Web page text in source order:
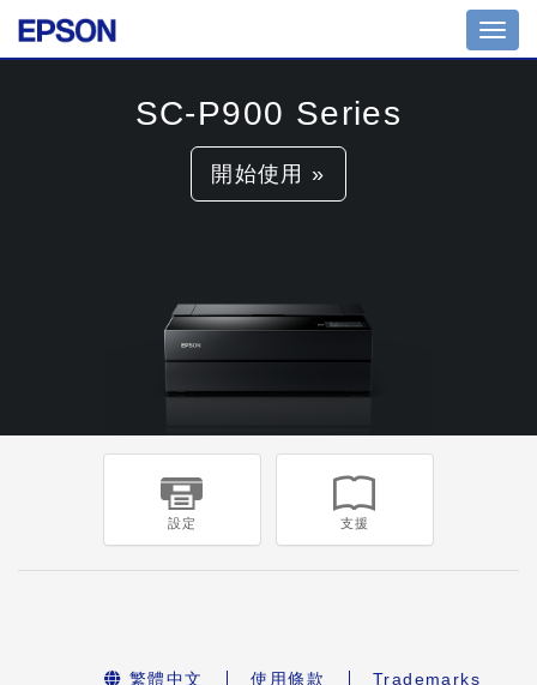
SC-P900 Series
開始使用 »
設定 支援
繁體中文 使用條款
Trademarks